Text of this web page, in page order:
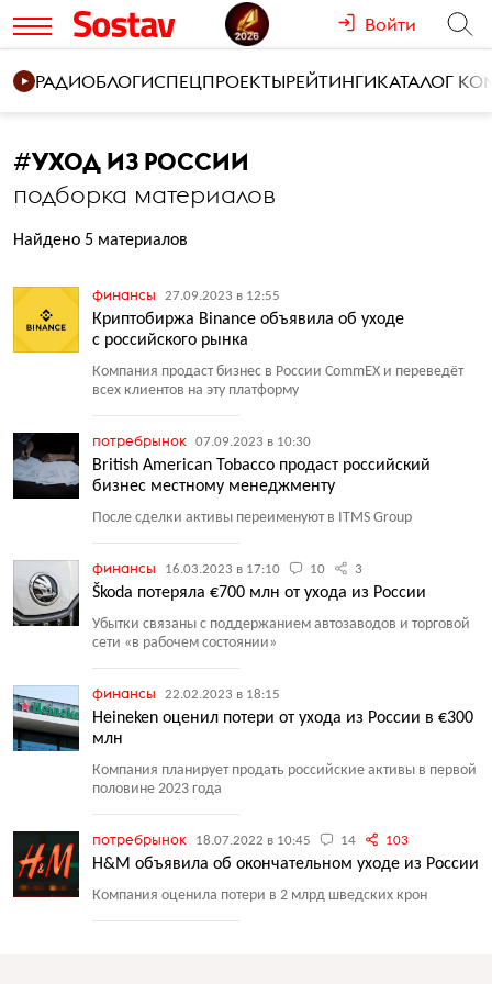
Войти
РАДИОБЛОГИСПЕЦПРОЕКТЫРЕЙТИНГИКАТАЛОГ
#УХОД ИЗ РОССИИ
подборка материалов
Найдено 5 материалов
финансы 27.09.2023 в 12:55
Криптобиржа Binance объявила об уходе
с российского рынка
Компания продаст бизнес в России CommEX и переведёт
всех клиентов на эту платформу
потребрынок 07.09.2023 в 10:30
British American Tobacco продаст российский
бизнес местному менеджменту
После сделки активы переименуют в ITMS Group
финансы 16.03.2023 в 17:10 10 3
Škoda потеряла €700 млн от ухода из России
Убытки связаны с поддержанием автозаводов и торговой
сети «в рабочем состоянии»
финансы 22.02.2023 в 18:15
Heineken оценил потери от ухода из России в €300
млн
Компания планирует продать российские активы в первой
половине 2023 года
потребрынок 18.07.2022 в 10:45 14 103
H&M объявила об окончательном уходе из России
Компания оценила потери в 2 млрд шведских крон